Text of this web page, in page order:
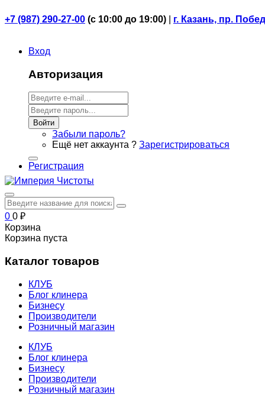
+7 (987) 290-27-00 (с 10:00 до 19:00) г. Казань, пр.
Вход
Авторизация
Войти
Забыли пароль?
Ещё нет аккаунта ? Зарегистрироваться
Регистрация
0 0 ₽
Корзина
Корзина пуста
Каталог товаров
КЛУБ
Блог клинера
Бизнесу
Производители
Розничный магазин
КЛУБ
Блог клинера
Бизнесу
Производители
Розничный магазин